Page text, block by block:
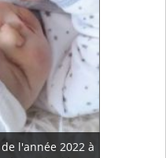
l'année 2022 à